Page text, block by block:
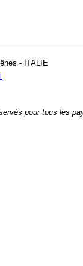
- ITALIE
pour tous les